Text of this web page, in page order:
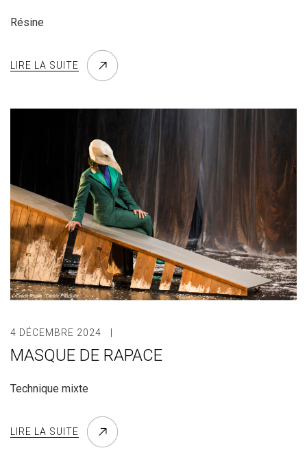
Résine
LIRE LA SUITE
4 DÉCEMBRE 2024
MASQUE DE RAPACE
Technique mixte
LIRE LA SUITE